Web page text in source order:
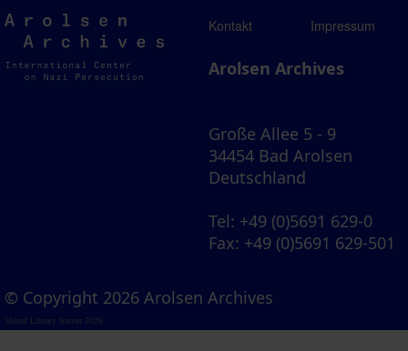
Arolsen
Archives
Kontakt Impressum
Arolsen Archives
Große Allee 5 - 9
34454 Bad Arolsen
Deutschland
Tel: +49 (0)5691 629-0
Fax: +49 (0)5691 629-501
© Copyright 2026 Arolsen Archives
Visual Library Server 2026